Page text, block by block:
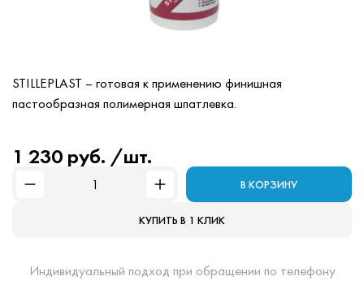
STILLEPLAST – готовая к применению финишная
пастообразная полимерная шпатлевка.
1 230 руб. /шт.
В КОРЗИНУ
КУПИТЬ В 1 КЛИК
Индивидуальный подход при обращении по телефону